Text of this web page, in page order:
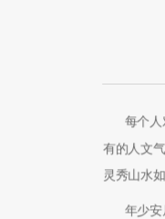
每个
有的人文
灵秀山水
年少